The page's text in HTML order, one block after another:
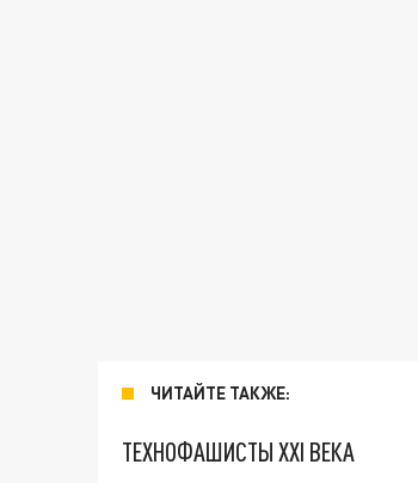
ЧИТАЙТЕ ТАКЖЕ:
ТЕХНОФАШИСТЫ XXI ВЕКА